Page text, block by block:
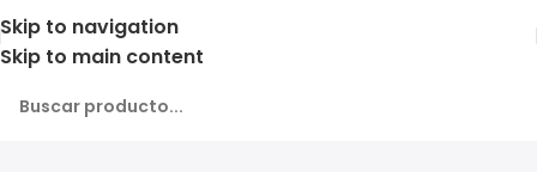
Skip to navigation
Skip to main content